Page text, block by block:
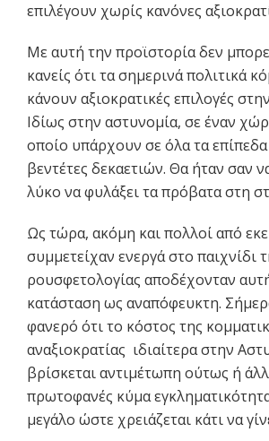
επιλέγουν χωρίς κανόνες
Με αυτή την προϊστορία δεν
κανείς ότι τα σημερινά πολιτικά
κάνουν αξιοκρατικές επιλογές
Ιδίως στην αστυνομία, σε έναν
οποίο υπάρχουν σε όλα τα επίπεδα
βεντέτες δεκαετιών. Θα ήταν σαν
λύκο να φυλάξει τα πρόβατα στη
Ως τώρα, ακόμη και πολλοί από
συμμετείχαν ενεργά στο παιχνίδι
ρουσφετολογίας αποδέχονταν
κατάσταση ως αναπόφευκτη.
φανερό ότι το κόστος της
αναξιοκρατίας ­ ιδιαίτερα στην
βρίσκεται αντιμέτωπη ούτως ή
πρωτοφανές κύμα
μεγάλο ώστε χρειάζεται κάτι να